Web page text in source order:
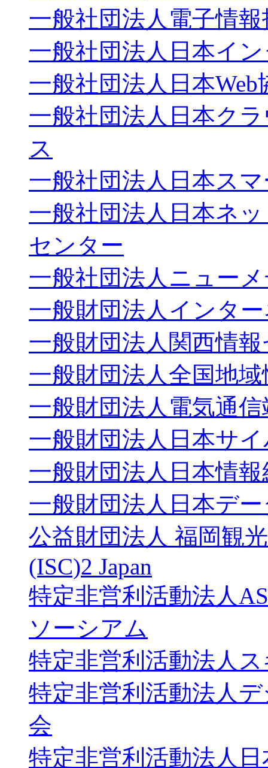
一般社団法人電子情
一般社団法人日本イ
一般社団法人日本Web
一般社団法人日本ク
ス
一般社団法人日本ス
一般社団法人日本ネ
センター
一般社団法人ニュー
一般財団法人インタ
一般財団法人関西情
一般財団法人全国地
一般財団法人電気通
一般財団法人日本サ
一般財団法人日本情
一般財団法人日本デ
公益財団法人 福岡観
(ISC)2 Japan
特定非営利活動法人
ソーシアム
特定非営利活動法人
特定非営利活動法人
会
特定非営利活動法人